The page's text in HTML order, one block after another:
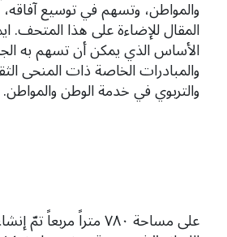
والمواطن، وتسهم في توسيع
المقال للإضاءة على هذا المتحف.
الأساس الذي يمكن أن تسهم به
والمبادرات الخاصة ذات المنحى
والتربوي في خدمة الوطن والمواطن.
على مساحة ٧٨٠ متراً